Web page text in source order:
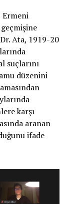
Ata, 1919-20
suçlarını
düzenini
karşı
aranan
ifade